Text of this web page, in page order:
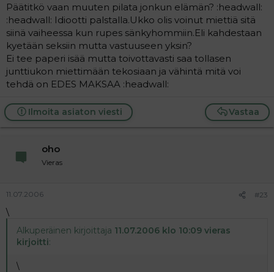
käsitys et alkaa maksu vasta kun on isyys todistettu!!!
elen sun kanssan elviira täysin samaa mieltä mitä olet
kirjoittanu!!!
ei voi muuta sanoa kun et saunan takana vielä tilaa :kieh:
Päätitkö vaan muuten pilata jonkun elämän? :headwall:
:headwall: Idiootti palstalla.Ukko olis voinut miettiä sitä
siinä vaiheessa kun rupes sänkyhommiin.Eli kahdestaan
kyetään seksiin mutta vastuuseen yksin?
Ei tee paperi isää mutta toivottavasti saa tollasen
junttiukon miettimään tekosiaan ja vähintä mitä voi
tehdä on EDES MAKSAA :headwall:
Vastaa
Ilmoita asiaton viesti
oho
Vieras
11.07.2006 #23
\
Alkuperäinen kirjoittaja 11.07.2006 klo 10:09 vieras
kirjoitti:
\